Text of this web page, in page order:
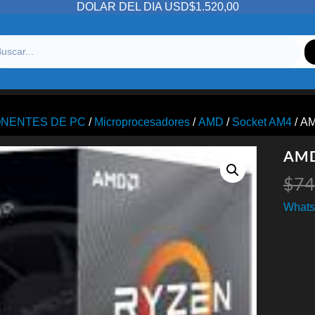
DOLAR DEL DIA USD$1.520,00
DE PC / Microprocesadores /AMD / Socket AM4 /
$